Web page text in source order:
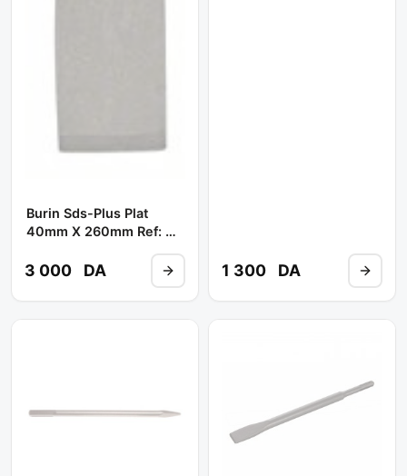
Burin Sds-Plus Plat
40mm X 260mm Ref: 2
3 000 DA 1 300 DA